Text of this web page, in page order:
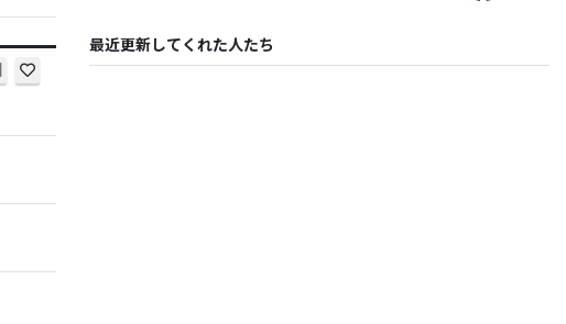
最近更新してくれた人たち